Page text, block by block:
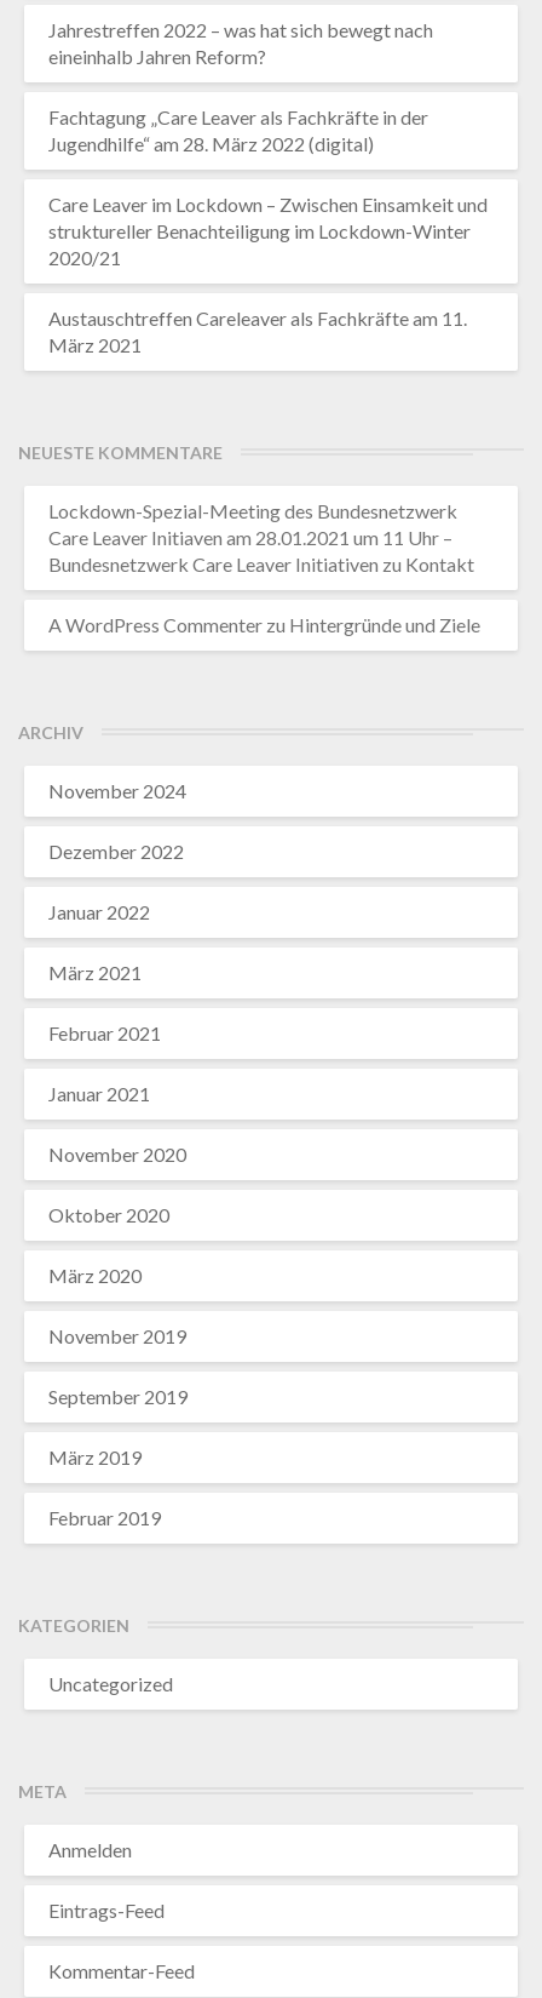
Jahrestreffen 2022 – was hat sich bewegt nach
eineinhalb Jahren Reform?
Fachtagung „Care Leaver als Fachkräfte in der
Jugendhilfe“ am 28. März 2022 (digital)
Care Leaver im Lockdown – Zwischen Einsamkeit und
struktureller Benachteiligung im Lockdown-Winter
2020/21
Austauschtreffen Careleaver als Fachkräfte am 11.
März 2021
NEUESTE KOMMENTARE
Lockdown-Spezial-Meeting des Bundesnetzwerk
Care Leaver Initiaven am 28.01.2021 um 11 Uhr –
Bundesnetzwerk Care Leaver Initiativen zu Kontakt
A WordPress Commenter zu Hintergründe und Ziele
ARCHIV
November 2024
Dezember 2022
Januar 2022
März 2021
Februar 2021
Januar 2021
November 2020
Oktober 2020
März 2020
November 2019
September 2019
März 2019
Februar 2019
KATEGORIEN
Uncategorized
META
Anmelden
Eintrags-Feed
Kommentar-Feed